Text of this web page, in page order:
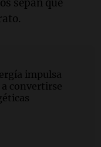
sepan qué
impulsa
convertirse